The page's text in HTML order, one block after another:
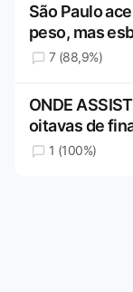
São Paulo
peso, mas
7 (88,9%)
ONDE
oitavas de
1 (100%)